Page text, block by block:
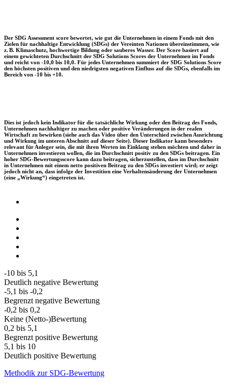
Der SDG Assessment score bewertet, wie gut die Unternehmen in einem Fonds mit den
Zielen für nachhaltige Entwicklung (SDGs) der Vereinten Nationen übereinstimmen, wie
z. B. Klimaschutz, hochwertige Bildung oder sauberes Wasser. Der Score basiert auf
einem gewichteten Durchschnitt der SDG Solutions Scores der Unternehmen im Fonds
und reicht von -10,0 bis 10,0. Für jedes Unternehmen summiert der SDG Solutions Score
den höchsten positiven und den niedrigsten negativen Einfluss auf die SDGs, ebenfalls im
Bereich von -10 bis +10.
Dies ist jedoch kein Indikator für die tatsächliche Wirkung oder den Beitrag des Fonds,
Unternehmen nachhaltiger zu machen oder positive Veränderungen in der realen
Wirtschaft zu bewirken (siehe auch das Video über den Unterschied zwischen Ausrichtung
und Wirkung im unteren Abschnitt auf dieser Seite). Dieser Indikator kann besonders
relevant für Anleger sein, die mit ihren Werten im Einklang stehen möchten und daher in
Unternehmen investieren wollen, die im Durchschnitt positiv zu den SDGs beitragen. Ein
hoher SDG-Bewertungsscore kann dazu beitragen, sicherzustellen, dass im Durchschnitt
in Unternehmen mit einem netto positiven Beitrag zu den SDGs investiert wird; er zeigt
jedoch nicht an, dass infolge der Investition eine Verhaltensänderung der Unternehmen
(eine „Wirkung“) eingetreten ist.
-10 bis 5,1
Deutlich negative Bewertung
-5,1 bis -0,2
Begrenzt negative Bewertung
-0,2 bis 0,2
Keine (Netto-)Bewertung
0,2 bis 5,1
Begrenzt positive Bewertung
5,1 bis 10
Deutlich positive Bewertung
Methodik zur SDG-Bewertung